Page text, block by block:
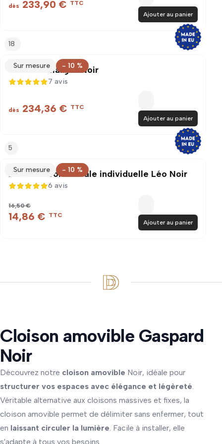
dès 233,90 € TTC
Ajouter au panier
Sur mesure - 10 %
18
Claustra Margot Noir
4,9 sur 5
7 avis
dès 234,36 € TTC
Ajouter au panier
Sur mesure - 10 %
5
Latte de bois murale individuelle Léo Noir
5 sur 5
6 avis
16,50 €
14,86 € TTC
Ajouter au panier
Cloison amovible Gaspard
Noir
Découvrez notre cloison amovible Noir, idéale pour
structurer vos espaces avec élégance et légèreté
Véritable alternative aux cloisons massives et fixes, la
cloison amovible permet de délimiter sans enfermer, tout
en laissant circuler la lumière . Facile à installer, elle
s'adapte à tous vos besoins.